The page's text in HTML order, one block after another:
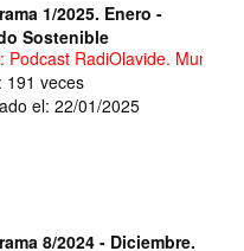
1/2025. Enero -
Sostenible
Podcast RadiOlavide. Mundo
191 veces
el: 22/01/2025
8/2024 - Diciembre.